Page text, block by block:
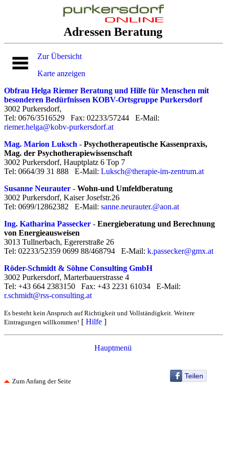
Adressen Beratung
Zur Übersicht
Karte anzeigen
Obfrau Helga Riemer Beratung und Hilfe für Menschen mit
besonderen Bedürfnissen KOBV-Ortsgruppe Purkersdorf
3002 Purkersdorf,
Tel: 0676/3516529 Fax: 02233/57244 E-Mail:
riemer.helga@kobv-purkersdorf.at
Mag. Marion Luksch - Psychotherapeutische Kassenpraxis,
Mag. der Psychotherapiewissenschaft
3002 Purkersdorf, Hauptplatz 6 Top 7
Tel: 0664/39 31 888 E-Mail: Luksch@therapie-im-zentrum.at
Susanne Neurauter - Wohn-und Umfeldberatung
3002 Purkersdorf, Kaiser Josefstr.26
Tel: 0699/12862382 E-Mail: sanne.neurauter.@aon.at
Ing. Katharina Passecker - Energieberatung und Berechnung
von Energieausweisen
3013 Tullnerbach, Egererstraße 26
Tel: 02233/52359 0699 88/468794 E-Mail: k.passecker@gmx.at
Röder-Schmidt & Söhne Consulting GmbH
3002 Purkersdorf, Marterbauerstrasse 4
Tel: +43 664 2383150 Fax: +43 2231 61034 E-Mail:
r.schmidt@rss-consulting.at
Es besteht kein Anspruch auf Richtigkeit und Vollständigkeit. Weitere
Eintragungen willkommen! [ Hilfe ]
Hauptmenü
Teilen
Zum Anfang der Seite